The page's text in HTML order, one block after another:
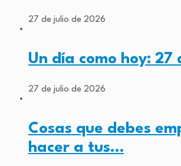
27 de julio de 2026
Un día como hoy: 27
27 de julio de 2026
Cosas que debes
hacer a tus…